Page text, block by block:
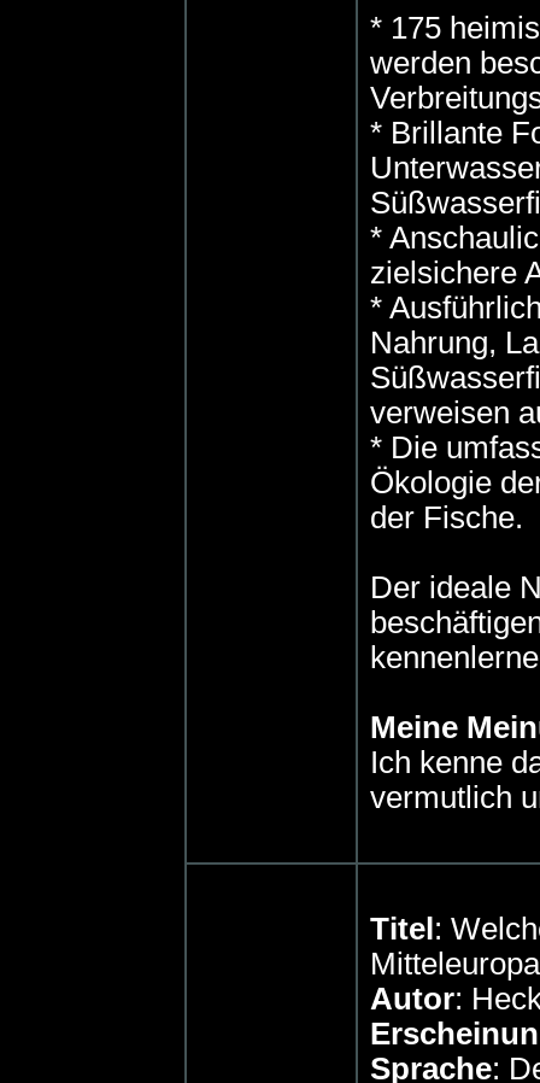
* 175
werden
* Brillante
*
zielsichere
*
Nahrung,
verweisen
* Die
Ökologie
der Fische.
Der ideale
Meine
Ich kenne
vermutlich
Titel :
Autor:
Sprache: